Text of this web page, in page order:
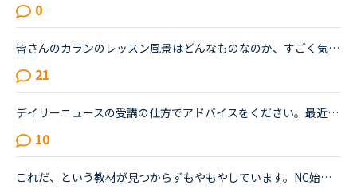
0
皆さんのカランのレッスン風景はどんなものなのか、すごく気になってます。私は間もなくカランstage6に入るものです。毎日1〜2レッスンのカランを受けています。超高速の先生に当たった時や、復習してたのに全然...
21
デイリーニュースの受講の仕方でアドバイスをください。最近デイリーニュースの初級が新しく追加されたことに気づきました。今までは難しいと思い手を出さなかったのですが、初級ならばとチャレンジしました。で...
10
これだ、という教材が見つからずもやもやしています。NC始めて2ヶ月の若手社会人です。いわゆる受験英語はしっかりやりましたが、読み書きはできた当時もリスニング&amp;スピーキングはさっぱりでした。英語を忘...